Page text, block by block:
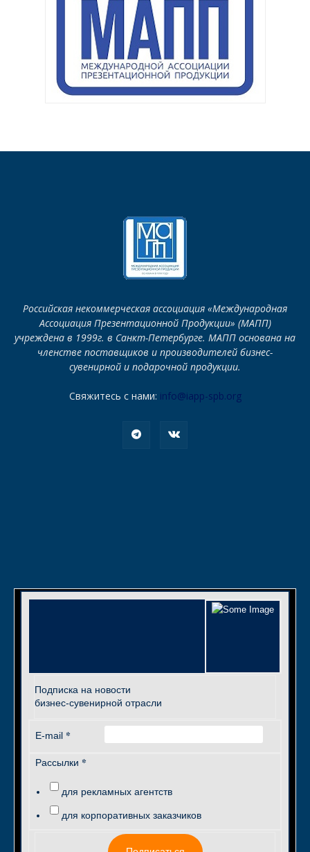
Российская некоммерческая ассоциация «Международная
Ассоциация Презентационной Продукции» (МАПП)
учреждена в 1999г. в Санкт-Петербурге. МАПП основана на
членстве поставщиков и производителей бизнес-
сувенирной и подарочной продукции.
Свяжитесь с нами: info@iapp-spb.org
Подписка на новости
бизнес-сувенирной отрасли
E-mail *
Рассылки *
для рекламных агентств
для корпоративных заказчиков